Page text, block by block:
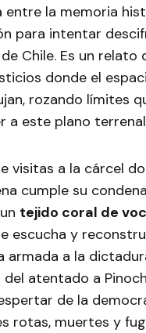
entre la memoria
para intentar
Chile. Es un relato
donde el
rozando límites
a este plano
visitas a la cárcel
cumple su
tejido coral de
escucha y
armada a la
atentado a
de la
rotas, muertes y